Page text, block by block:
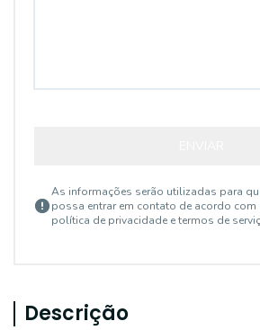
As informações serão utilizadas para
possa entrar em contato de acordo com
política de privacidade e termos de
Descrição